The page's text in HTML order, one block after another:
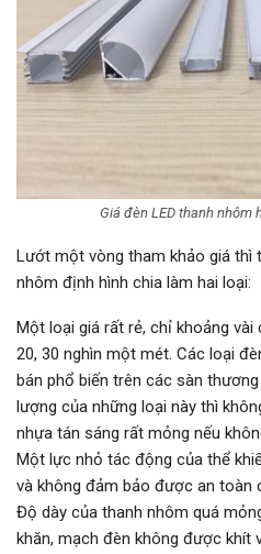
Giá đèn LED thanh nhôm
Lướt một vòng tham khảo giá thì
nhôm định hình chia làm hai loại:
Một loại giá rất rẻ, chỉ khoảng
20, 30 nghìn một mét. Các loại
bán phổ biến trên các sàn
lượng của những loại này thì
nhựa tán sáng rất mỏng nếu
Một lực nhỏ tác động của thể
và không đảm bảo được an toàn
Độ dày của thanh nhôm quá
khăn, mạch đèn không được khít